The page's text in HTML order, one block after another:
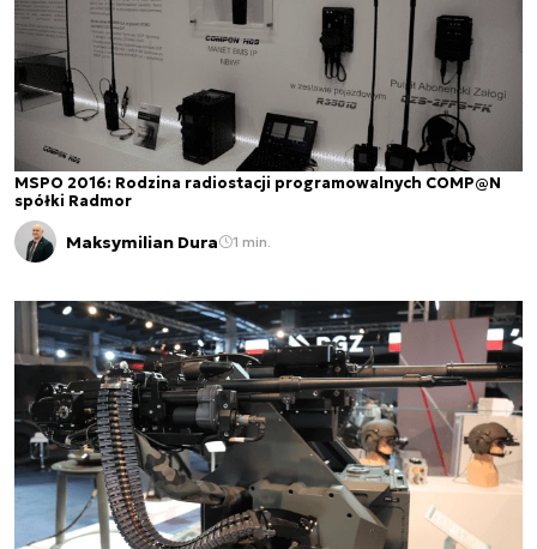
MSPO 2016: Rodzina radiostacji programowalnych COMP@N
spółki Radmor
Maksymilian Dura 1 min.